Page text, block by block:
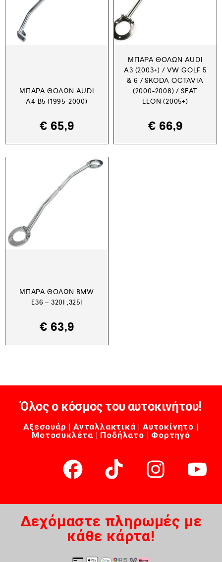
ΜΠΆΡΑ ΘΌΛΩΝ AUDI
A4 B5 (1995-2000)
€ 65,9
ΜΠΆΡΑ ΘΌΛΩΝ AUDI
A3 (2003+) / VW GOLF 5
& 6 / SKODA OCTAVIA
(2000-2008) / SEAT
LEON (2005+)
€ 66,9
ΜΠΆΡΑ ΘΌΛΩΝ BMW
E36 – 320I ,325I
€ 63,9
Όλος ο κόσμος του αυτοκινήτου!
Αξεσουάρ | Ανταλλακτικά | Αυτοκίνητο |
Μοτοσυκλέτα | Ποδήλατο | Φορτηγό
Δεχόμαστε πληρωμές με
κάθε κάρτα!